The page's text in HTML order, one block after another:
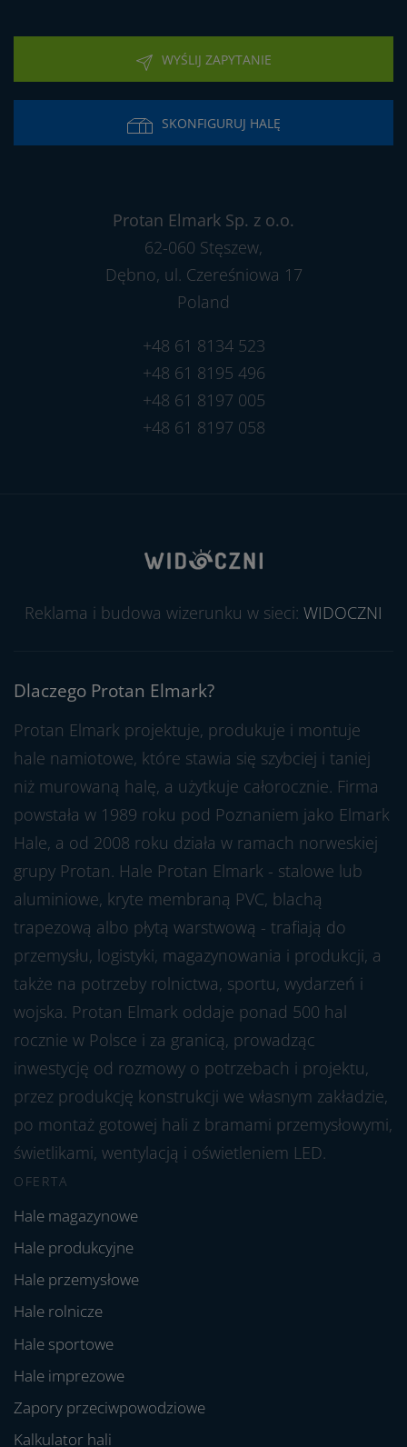
WYŚLIJ ZAPYTANIE
SKONFIGURUJ HALĘ
Protan Elmark Sp. z o.o.
62-060 Stęszew,
Dębno, ul. Czereśniowa 17
Poland
+48 61 8134 523
+48 61 8195 496
+48 61 8197 005
+48 61 8197 058
Reklama i budowa wizerunku w sieci: WIDOCZNI
Dlaczego Protan Elmark?
Protan Elmark projektuje, produkuje i montuje
hale namiotowe, które stawia się szybciej i taniej
niż murowaną halę, a użytkuje całorocznie. Firma
powstała w 1989 roku pod Poznaniem jako Elmark
Hale, a od 2008 roku działa w ramach norweskiej
grupy Protan. Hale Protan Elmark - stalowe lub
aluminiowe, kryte membraną PVC, blachą
trapezową albo płytą warstwową - trafiają do
przemysłu, logistyki, magazynowania i produkcji, a
także na potrzeby rolnictwa, sportu, wydarzeń i
wojska. Protan Elmark oddaje ponad 500 hal
rocznie w Polsce i za granicą, prowadząc
inwestycję od rozmowy o potrzebach i projektu,
przez produkcję konstrukcji we własnym zakładzie,
po montaż gotowej hali z bramami przemysłowymi,
świetlikami, wentylacją i oświetleniem LED.
OFERTA
Hale magazynowe
Hale produkcyjne
Hale przemysłowe
Hale rolnicze
Hale sportowe
Hale imprezowe
Zapory przeciwpowodziowe
Kalkulator hali